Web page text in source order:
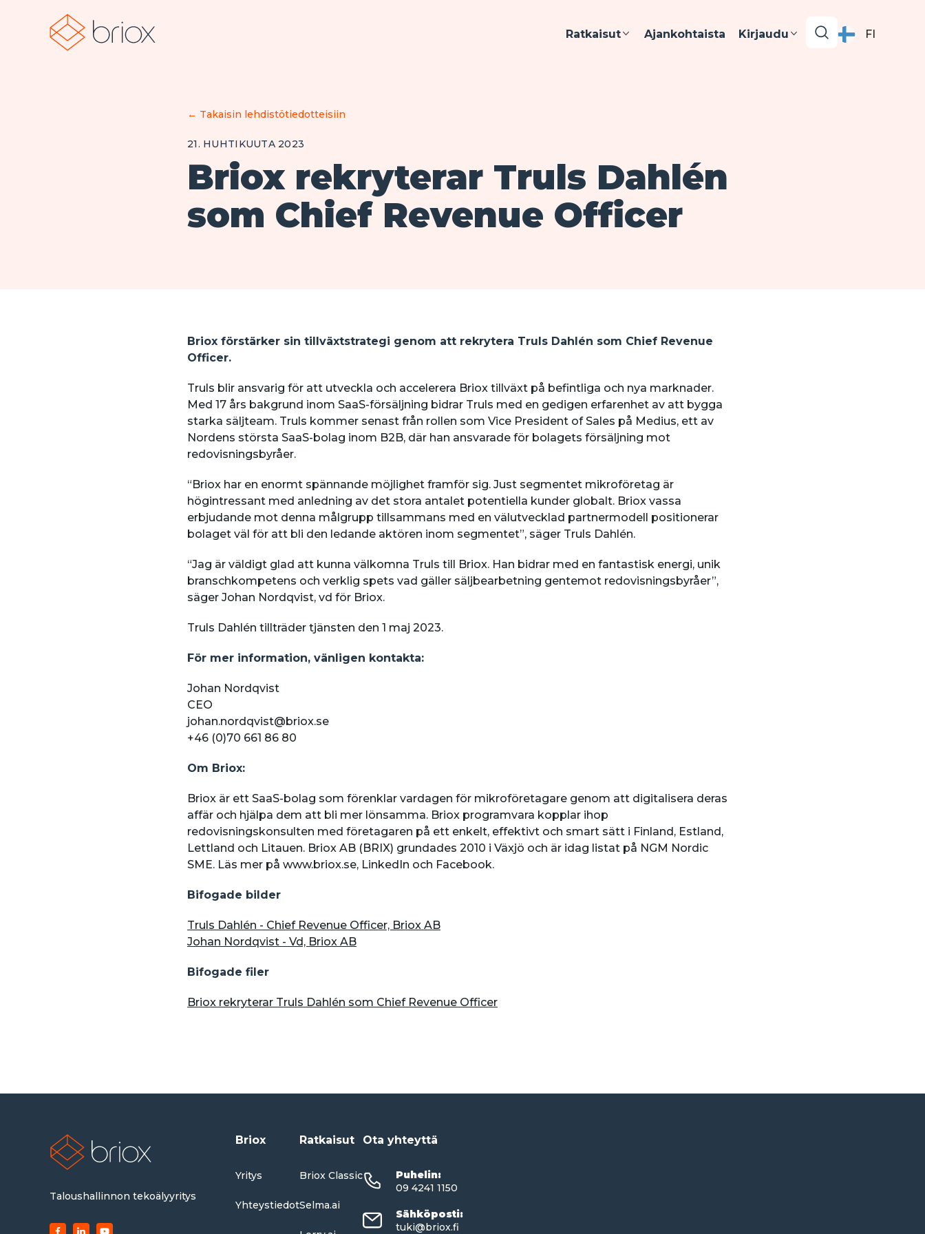
Ratkaisut Ajankohtaista Kirjaudu FI
← Takaisin lehdistötiedotteisiin
21. HUHTIKUUTA 2023
Briox rekryterar Truls Dahlén
som Chief Revenue Officer
Briox förstärker sin tillväxtstrategi genom att rekrytera Truls Dahlén som Chief Revenue
Officer.
Truls blir ansvarig för att utveckla och accelerera Briox tillväxt på befintliga och nya marknader.
Med 17 års bakgrund inom SaaS-försäljning bidrar Truls med en gedigen erfarenhet av att bygga
starka säljteam. Truls kommer senast från rollen som Vice President of Sales på Medius, ett av
Nordens största SaaS-bolag inom B2B, där han ansvarade för bolagets försäljning mot
redovisningsbyråer.
“Briox har en enormt spännande möjlighet framför sig. Just segmentet mikroföretag är
högintressant med anledning av det stora antalet potentiella kunder globalt. Briox vassa
erbjudande mot denna målgrupp tillsammans med en välutvecklad partnermodell positionerar
bolaget väl för att bli den ledande aktören inom segmentet”, säger Truls Dahlén.
“Jag är väldigt glad att kunna välkomna Truls till Briox. Han bidrar med en fantastisk energi, unik
branschkompetens och verklig spets vad gäller säljbearbetning gentemot redovisningsbyråer”,
säger Johan Nordqvist, vd för Briox.
Truls Dahlén tillträder tjänsten den 1 maj 2023.
För mer information, vänligen kontakta:
Johan Nordqvist
CEO
johan.nordqvist@briox.se
+46 (0)70 661 86 80
Om Briox:
Briox är ett SaaS-bolag som förenklar vardagen för mikroföretagare genom att digitalisera deras
affär och hjälpa dem att bli mer lönsamma. Briox programvara kopplar ihop
redovisningskonsulten med företagaren på ett enkelt, effektivt och smart sätt i Finland, Estland,
Lettland och Litauen. Briox AB (BRIX) grundades 2010 i Växjö och är idag listat på NGM Nordic
SME. Läs mer på www.briox.se, LinkedIn och Facebook.
Bifogade bilder
Truls Dahlén - Chief Revenue Officer, Briox AB
Johan Nordqvist - Vd, Briox AB
Bifogade filer
Briox rekryterar Truls Dahlén som Chief Revenue Officer
Taloushallinnon tekoälyyritys
Briox
Yritys
Yhteystiedot
Ratkaisut
Briox Classic
Selma.ai
Ota yhteyttä
Puhelin:
09 4241 1150
Sähköposti:
tuki@briox.fi